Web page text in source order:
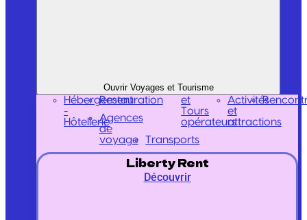
Ouvrir Voyages et Tourisme
Hébergement
-
Hôtellerie
Restauration
Agences
de
voyage
et
Tours
opérateurs
Transports
Activités
et
attractions
Liberty Rent
Découvrir